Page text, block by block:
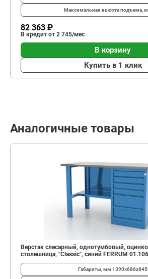
Максимальная высота подъема,
82 363 ₽
В кредит от 2 745/мес
В корзину
Купить в 1 клик
Аналогичные товары
Верстак слесарный, однотумбовый,
столешница, "Classic", синий FERRUM
Габариты, мм 1390х686х845